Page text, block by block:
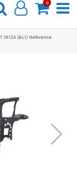
0
IBIZA (6L1) Reference